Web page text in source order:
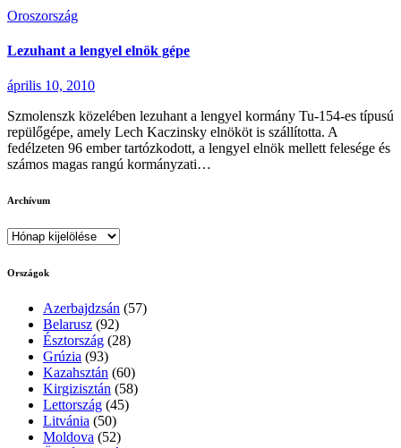
Oroszország
Lezuhant a lengyel elnök gépe
április 10, 2010
Szmolenszk közelében lezuhant a lengyel kormány Tu-154-es típusú
repülőgépe, amely Lech Kaczinsky elnököt is szállította. A
fedélzeten 96 ember tartózkodott, a lengyel elnök mellett felesége és
számos magas rangú kormányzati…
Archívum
Archívum
Országok
Azerbajdzsán (57)
Belarusz (92)
Észtország (28)
Grúzia (93)
Kazahsztán (60)
Kirgizisztán (58)
Lettország (45)
Litvánia (50)
Moldova (52)